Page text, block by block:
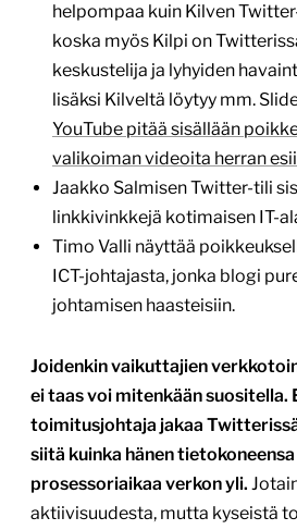
helpompaa kuin Kilven
koska myös Kilpi on
keskustelija ja lyhyiden
lisäksi Kilveltä löytyy mm.
YouTube pitää sisällään
valikoiman videoita herran
Jaakko Salmisen Twitter-tili
linkkivinkkejä kotimaisen IT-
Timo Valli näyttää
ICT-johtajasta, jonka blogi
johtamisen haasteisiin.
Joidenkin vaikuttajien
ei taas voi mitenkään suositella.
toimitusjohtaja jakaa
siitä kuinka hänen
prosessoriaikaa verkon yli.
aktiivisuudesta, mutta kyseistä